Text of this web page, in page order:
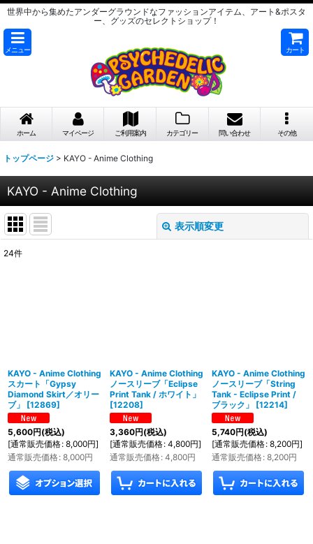
世界中から集めたアンダーグラウンドなファッションアイテム、アート&ポスタ
ー、グッズのセレクトショップ！
メニュー カート
ホーム マイページ ご利用案内 カテゴリー 問い合わせ その他
トップページ > KAYO - Anime Clothing
KAYO - Anime Clothing
表示順変更
並び順:
絞り込む
24件
KAYO - Anime Clothing
スカート「Gypsy
Diamond Skirt／オリー
ブ」
[12869]
5,600円(税込)
[通常販売価格: 8,000円]
通常販売価格: 8,000円
KAYO - Anime Clothing
ノースリーブ「Eclipse
Print Tank / ホワイト」
[12208]
3,360円(税込)
[通常販売価格: 4,800円]
通常販売価格: 4,800円
KAYO - Anime Clothing
ノースリーブ「String
Tank - Eclipse Print /
ブラック」
[12214]
5,740円(税込)
[通常販売価格: 8,200円]
通常販売価格: 8,200円